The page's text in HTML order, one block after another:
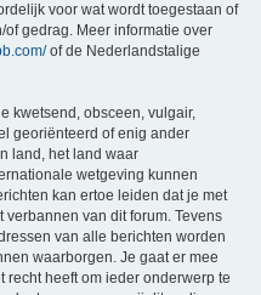
voor wat wordt toegestaan of
gedrag. Meer informatie over
of de Nederlandstalige
kwetsend, obsceen, vulgair,
georiënteerd of enig ander
land, het land waar
wetgeving kunnen
kan ertoe leiden dat je met
van dit forum. Tevens
van alle berichten worden
waarborgen. Je gaat er mee
recht heeft om ieder onderwerp te